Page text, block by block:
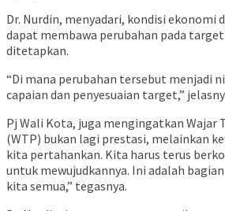
Dr. Nurdin, menyadari, kondisi ekonomi
dapat membawa perubahan pada
ditetapkan.
“Di mana perubahan tersebut menjadi
capaian dan penyesuaian target,”
Pj Wali Kota, juga mengingatkan Wajar
(WTP) bukan lagi prestasi, melainkan
kita pertahankan. Kita harus terus
untuk mewujudkannya. Ini adalah
kita semua,” tegasnya.